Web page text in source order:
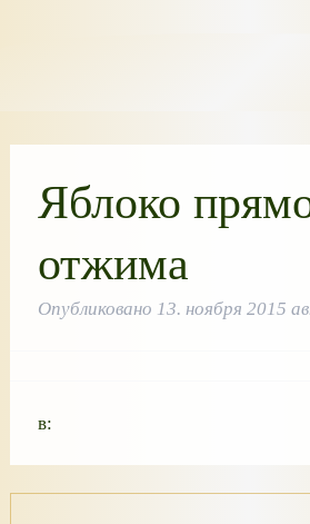
Яблоко
отжима
Опубликовано 13. ноября 2015
в: